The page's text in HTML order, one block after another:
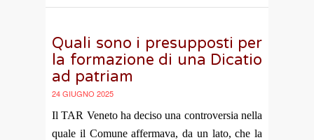
Quali sono i presupposti per
la formazione di una Dicatio
ad patriam
24 GIUGNO 2025
Il TAR Veneto ha deciso una controversia nella
quale il Comune affermava, da un lato, che la